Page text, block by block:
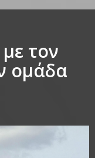
τον
ομάδα